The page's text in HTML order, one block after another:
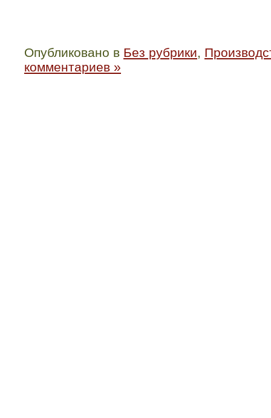
Опубликовано в Без рубрики,
комментариев »